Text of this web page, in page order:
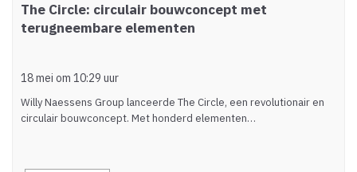
The Circle: circulair bouwconcept met
terugneembare elementen
18 mei om 10:29 uur
Willy Naessens Group lanceerde The Circle, een revolutionair en
circulair bouwconcept. Met honderd elementen…